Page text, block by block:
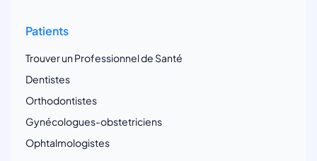
Patients
Trouver un Professionnel de Santé
Dentistes
Orthodontistes
Gynécologues-obstetriciens
Ophtalmologistes